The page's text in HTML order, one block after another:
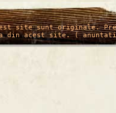
site sunt originale.
din acest site. (